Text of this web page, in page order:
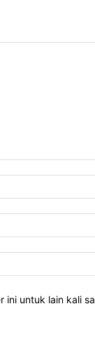
ini untuk lain kali